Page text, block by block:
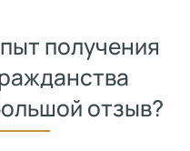
получения
отзыв?